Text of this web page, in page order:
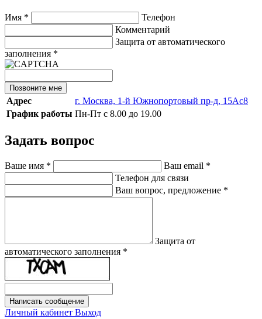
Имя *
Телефон
Комментарий
Защита от автоматического
заполнения *
Позвоните мне
Адрес
г. Москва, 1-й Южнопортовый пр-д, 15Ас8
График работы Пн-Пт с 8.00 до 19.00
Задать вопрос
Ваше имя * Ваш email *
Телефон для связи
Ваш вопрос, предложение *
Защита от
автоматического заполнения *
Написать сообщение
Личный кабинет Выход